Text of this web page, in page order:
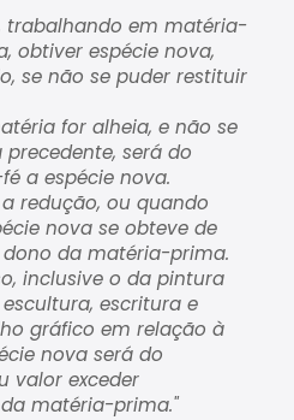
trabalhando em matéria-
obtiver espécie nova,
se não se puder restituir
for alheia, e não se
será do
a espécie nova.
redução, ou quando
nova se obteve de
da matéria-prima.
inclusive o da pintura
escritura e
gráfico em relação à
nova será do
valor exceder
matéria-prima."